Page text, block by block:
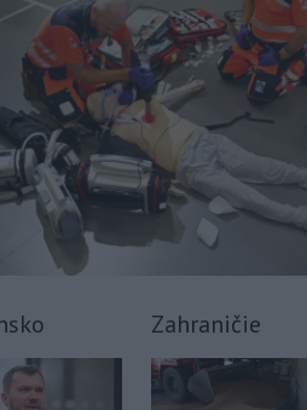
Zahraničie